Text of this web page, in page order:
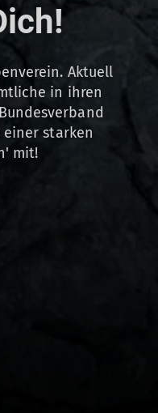
Aktuell
in ihren
einer starken
mit!